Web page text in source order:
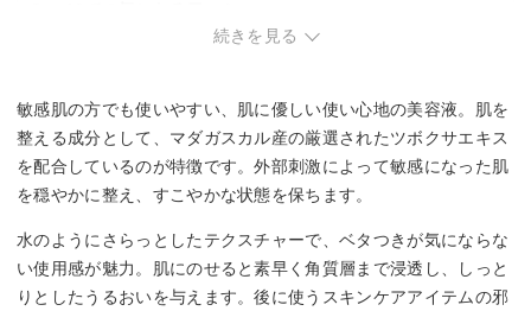
・スポイト部分が少し使いづらく、最後の方は吸い出しにく
い
・海外からの発送のため到着まで時間がかかる
続きを見る
敏感肌の方でも使いやすい、肌に優しい使い心地の美容液。肌を
整える成分として、マダガスカル産の厳選されたツボクサエキス
を配合しているのが特徴です。外部刺激によって敏感になった肌
を穏やかに整え、すこやかな状態を保ちます。
水のようにさらっとしたテクスチャーで、ベタつきが気にならな
い使用感が魅力。肌にのせると素早く角質層まで浸透し、しっと
りとしたうるおいを与えます。後に使うスキンケアアイテムの邪